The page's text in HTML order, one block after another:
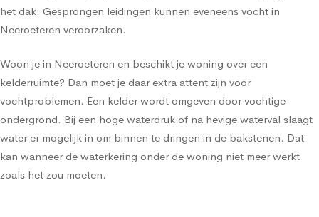
het dak. Gesprongen leidingen kunnen eveneens vocht in
Neeroeteren veroorzaken.
Woon je in Neeroeteren en beschikt je woning over een
kelderruimte? Dan moet je daar extra attent zijn voor
vochtproblemen. Een kelder wordt omgeven door vochtige
ondergrond. Bij een hoge waterdruk of na hevige waterval slaagt
water er mogelijk in om binnen te dringen in de bakstenen. Dat
kan wanneer de waterkering onder de woning niet meer werkt
zoals het zou moeten.